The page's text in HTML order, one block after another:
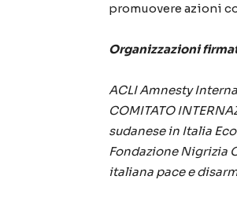
promuovere azioni
Organizzazioni
ACLIAmnesty
COMITATO
sudanese in Italia
Fondazione Nigrizia
italiana pace e